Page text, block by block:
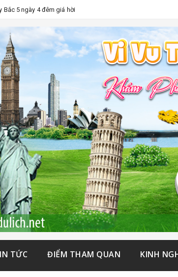
Bắc 5 ngày 4 đêm giá hời
TỨC ĐIỂM THAM QUAN KINH